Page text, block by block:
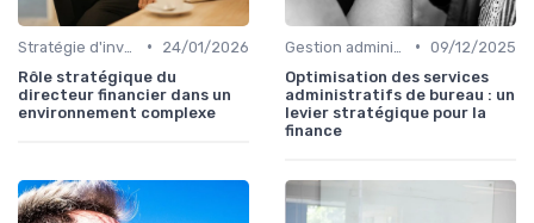
•
24/01/2026
Rôle stratégique du
directeur financier dans un
environnement complexe
• 09/12/2025
Optimisation des services
administratifs de bureau : un
levier stratégique pour la
finance